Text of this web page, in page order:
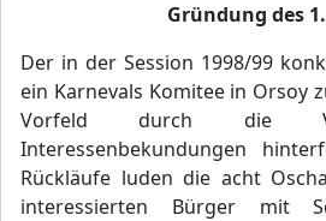
Gründung des
Der in der Session 1998/99
ein Karnevals Komitee in Orsoy
Vorfeld durch die
Interessenbekundungen
Rückläufe luden die acht
interessierten Bürger mit